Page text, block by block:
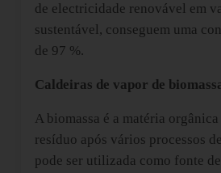
de electricidade renovável em
sustentável, conseguem uma
de 97 %.
Caldeiras de vapor de
A biomassa é a matéria
resíduo após vários processos
pode ser utilizada como fonte